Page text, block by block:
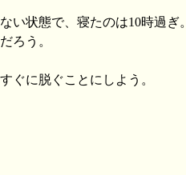
い状態で、寝たのは10時過ぎ。
ろう。
ぐに脱ぐことにしよう。